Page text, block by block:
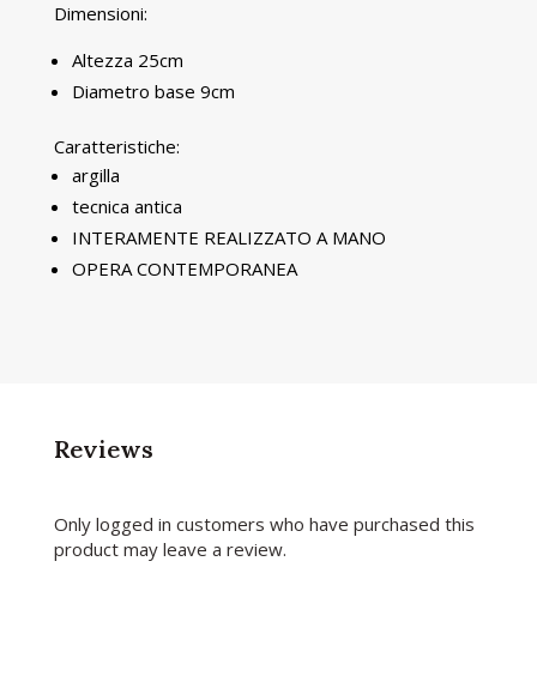
Dimensioni:
Altezza 25cm
Diametro base 9cm
Caratteristiche:
argilla
tecnica antica
INTERAMENTE REALIZZATO A MANO
OPERA CONTEMPORANEA
Reviews
Only logged in customers who have purchased this
product may leave a review.